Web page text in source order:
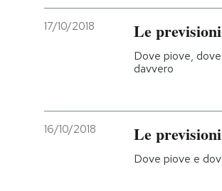
17/10/2018 Le
Dove piove,
davvero
16/10/2018 Le
Dove piove e